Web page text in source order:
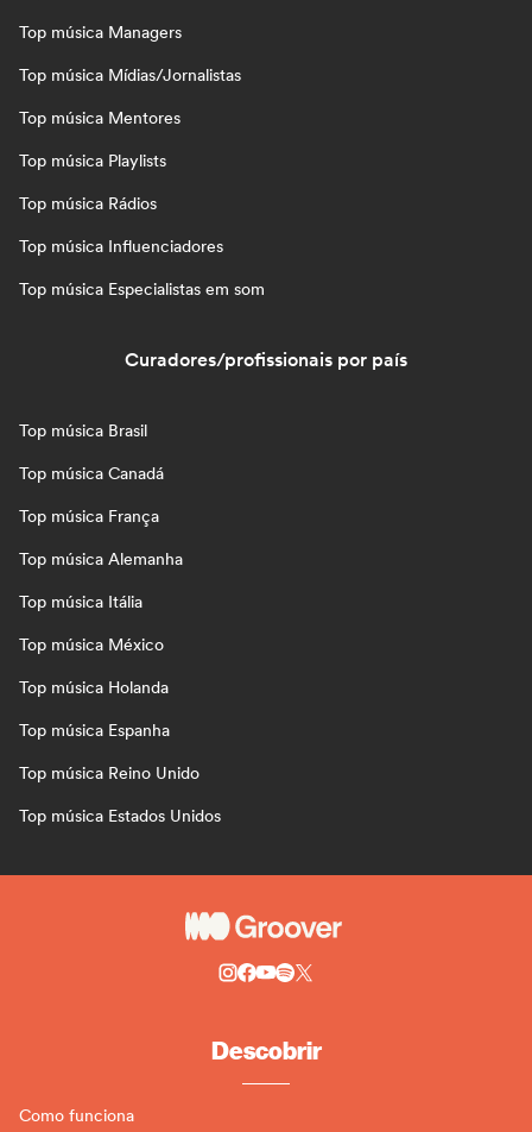
Top música Managers
Top música Mídias/Jornalistas
Top música Mentores
Top música Playlists
Top música Rádios
Top música Influenciadores
Top música Especialistas em som
Curadores/profissionais por país
Top música Brasil
Top música Canadá
Top música França
Top música Alemanha
Top música Itália
Top música México
Top música Holanda
Top música Espanha
Top música Reino Unido
Top música Estados Unidos
Descobrir
Como funciona